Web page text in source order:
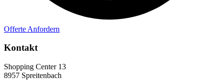
Offerte Anfordern
Kontakt
Shopping Center 13
8957 Spreitenbach